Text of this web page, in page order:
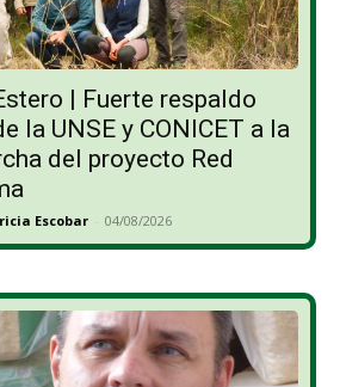
| Fuerte respaldo
la UNSE y CONICET a la
del proyecto Red
Escobar - 04/08/2026